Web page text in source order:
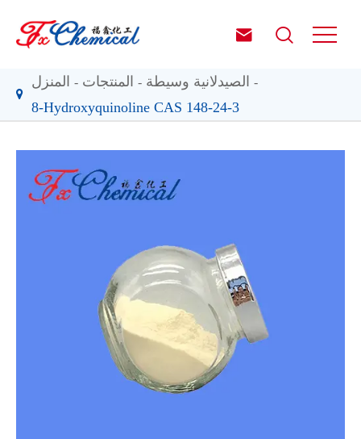
 
المنزل المنتجات
الصيدلانية وسيطة
8-Hydroxyquinoline CAS 148-24-3